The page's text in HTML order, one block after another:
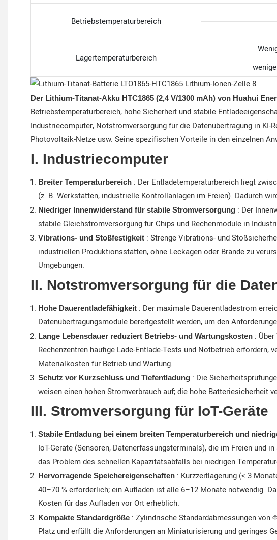
Betriebstemperaturbereich
Lagertemperaturbereich
Der Lithium-Titanat-Akku HTC1865 (2,4 V/1300 mAh) von Huahui
Betriebstemperaturbereich, hohe Sicherheit und stabile
Industriecomputer, Notstromversorgung für die Datenübertragung in KI-
Photovoltaik-Netze usw. Seine spezifischen Vorteile in den einzelnen
I. Industriecomputer
Breiter Temperaturbereich : Der Entladetemperaturbereich liegt
(z. B. Werkstätten, industrielle Kontrollanlagen im Freien). Dadurch
Niedriger Innenwiderstand für stabile Stromversorgung : Der
stabile Gleichstromversorgung für Chips und Rechenmodule in
Vibrations- und Stoßfestigkeit : Strenge Vibrations- und
industriellen Produktionsstätten, ohne Leckagen oder Brände zu
Umgebungen.
II. Notstromversorgung für die
Hohe Dauerentladefähigkeit : Der maximale Dauerentladestrom
Datenübertragungsmodule bereitgestellt werden, um den
Lange Lebensdauer reduziert Betriebs- und Wartungskosten :
Rechenzentren häufige Lade-Entlade-Tests und Notbetrieb
Materialkosten für Betrieb und Wartung.
Schutz vor Kurzschluss und Tiefentladung : Die
weisen einen hohen Stromverbrauch auf; die hohe Batteriesicherheit
III. Stromversorgung für IoT-Geräte
Stabile Entladung bei einem breiten Temperaturbereich und
IoT-Geräte (Sensoren, Datenerfassungsterminals), die im Freien und
das Problem des schnellen Kapazitätsabfalls bei niedrigen
Hervorragende Speichereigenschaften : Kurzzeitlagerung (< 3
40–70 % erforderlich; ein Aufladen ist alle 6–12 Monate notwendig.
Kosten für das Aufladen vor Ort erheblich.
Kompakte Standardgröße : Zylindrische Standardabmessungen von
Platz und erfüllt die Anforderungen an Miniaturisierung und geringes